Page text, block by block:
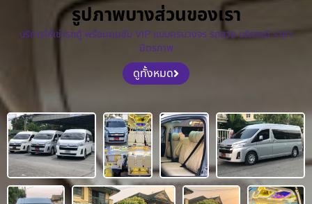
รูปภาพบางส่วนของเรา
บริการให้เช่ารถตู้ พร้อมคนขับ VIP แบบครบวงจร รถสวย บริการดี ราคา
มิตรภาพ
ดูทั้งหมด